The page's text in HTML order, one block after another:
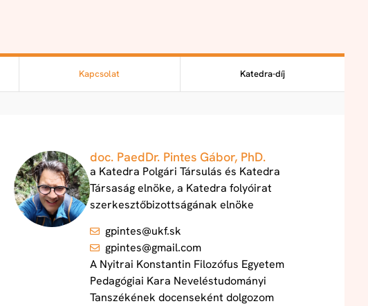
Kapcsolat Katedra-díj
doc. PaedDr. Pintes Gábor, PhD.
a Katedra Polgári Társulás és Katedra
Társaság elnöke, a Katedra folyóirat
szerkesztőbizottságának elnöke
gpintes@ukf.sk
gpintes@gmail.com
A Nyitrai Konstantin Filozófus Egyetem
Pedagógiai Kara Neveléstudományi
Tanszékének docenseként dolgozom